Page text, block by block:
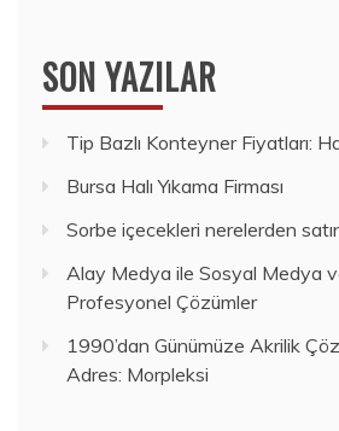
SON YAZILAR
Tip Bazlı Konteyner Fiyatları:
Bursa Halı Yıkama Firması
Sorbe içecekleri nerelerden satın
Alay Medya ile Sosyal Medya
Profesyonel Çözümler
1990’dan Günümüze Akrilik
Adres: Morpleksi